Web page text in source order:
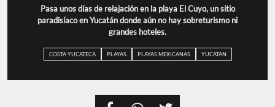
Pasa unos días de relajación en la playa El Cuyo, un sitio
paradisíaco en Yucatán donde aún no hay sobreturismo ni
grandes hoteles.
COSTA YUCATECA PLAYAS PLAYAS MEXICANAS YUCATÁN